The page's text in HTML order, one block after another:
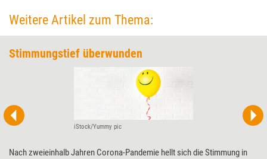
Weitere Artikel zum Thema:
Stimmungstief überwunden
iStock/Yummy pic
Nach zweieinhalb Jahren Corona-Pandemie hellt sich die Stimmung in